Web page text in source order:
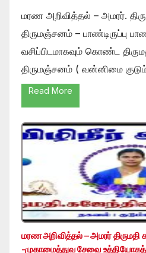
மரண அறிவித்தல் – அமரர்.
திருமஞ்சனம் – பாண்டிருப்பு
வசிப்பிடமாகவும் கொண்ட
திருமஞ்சனம் ( வன்னிமை
Read More
மரண அறிவித்தல் – அமரர்
-முகாமைத்துவ சேவை